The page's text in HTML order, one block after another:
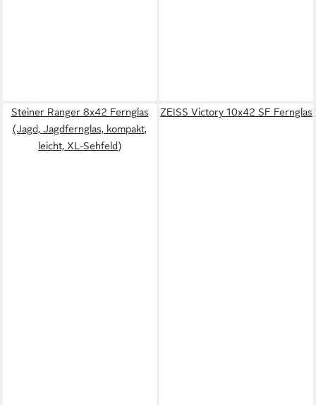
Steiner Ranger 8x42 Fernglas
(Jagd, Jagdfernglas, kompakt,
leicht, XL-Sehfeld)
ZEISS Victory 10x42 SF Fernglas